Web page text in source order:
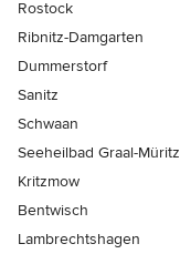
Rostock
Ribnitz-Damgarten
Dummerstorf
Sanitz
Schwaan
Seeheilbad Graal-Müritz
Kritzmow
Bentwisch
Lambrechtshagen